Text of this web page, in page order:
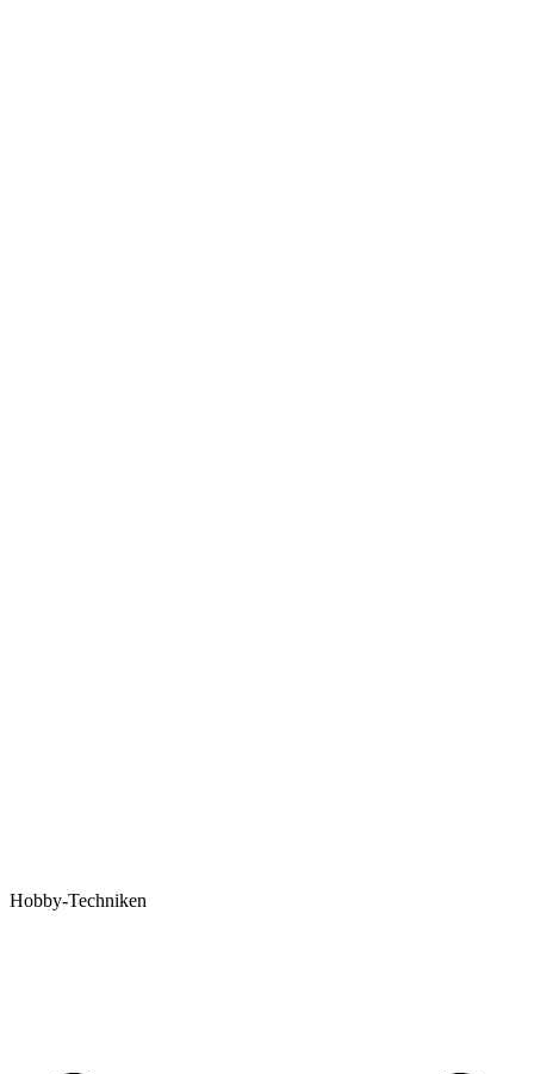
Hobby-Techniken